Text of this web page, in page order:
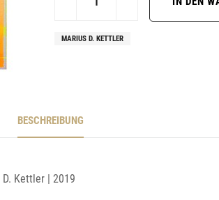
MARIUS D. KETTLER
BESCHREIBUNG
Kettler | 2019